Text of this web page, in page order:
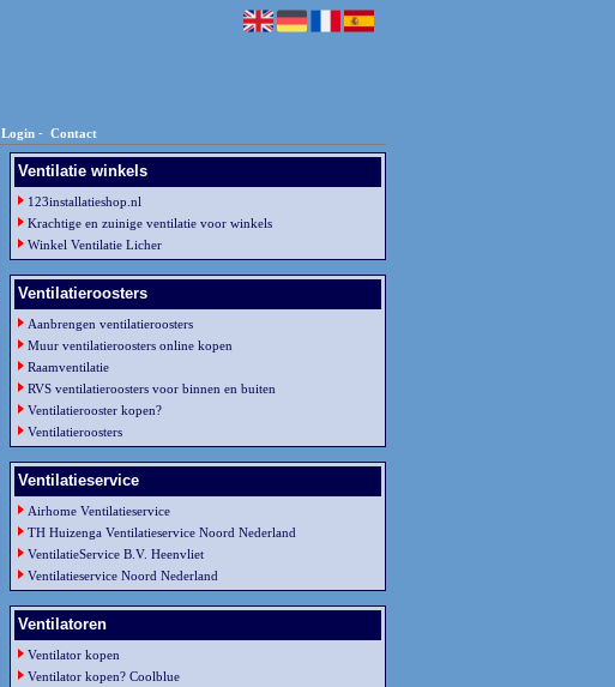
Login - Contact
Ventilatie winkels
123installatieshop.nl
Krachtige en zuinige ventilatie voor winkels
Winkel Ventilatie Licher
Ventilatieroosters
Aanbrengen ventilatieroosters
Muur ventilatieroosters online kopen
Raamventilatie
RVS ventilatieroosters voor binnen en buiten
Ventilatierooster kopen?
Ventilatieroosters
Ventilatieservice
Airhome Ventilatieservice
TH Huizenga Ventilatieservice Noord Nederland
VentilatieService B.V. Heenvliet
Ventilatieservice Noord Nederland
Ventilatoren
Ventilator kopen
Ventilator kopen? Coolblue